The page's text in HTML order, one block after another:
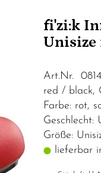
fi'zi:k
Unisize
Art.Nr.
red / black,
Farbe: rot,
Geschlecht:
Größe:
lieferbar